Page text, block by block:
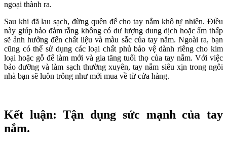
ngoại thành ra.
Sau khi đã lau sạch, đừng quên để cho tay nắm khô tự nhiên. Điều
này giúp bảo đảm rằng không có dư lượng dung dịch hoặc ẩm thấp
sẽ ảnh hưởng đến chất liệu và màu sắc của tay nắm. Ngoài ra, bạn
cũng có thể sử dụng các loại chất phủ bảo vệ dành riêng cho kim
loại hoặc gỗ để làm mới và gia tăng tuổi thọ của tay nắm. Với việc
bảo dưỡng và làm sạch thường xuyên, tay nắm siêu xịn trong ngôi
nhà bạn sẽ luôn trông như mới mua về từ cửa hàng.
Kết luận: Tận dụng sức mạnh của tay
nắm.